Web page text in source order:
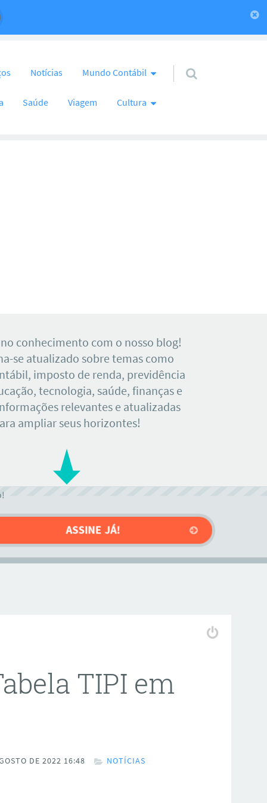
Notícias Mundo Contábil
Saúde Viagem Cultura
conhecimento com o nosso blog!
se atualizado sobre temas como
imposto de renda, previdência
tecnologia, saúde, finanças e
relevantes e atualizadas
ampliar seus horizontes!
TIPI em
DE 2022 16:48 NOTÍCIAS